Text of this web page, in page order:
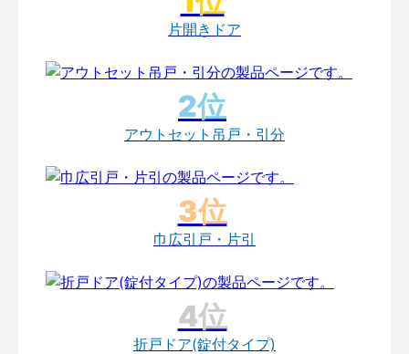
片開きドア
アウトセット吊戸・引分
巾広引戸・片引
折戸ドア(錠付タイプ)